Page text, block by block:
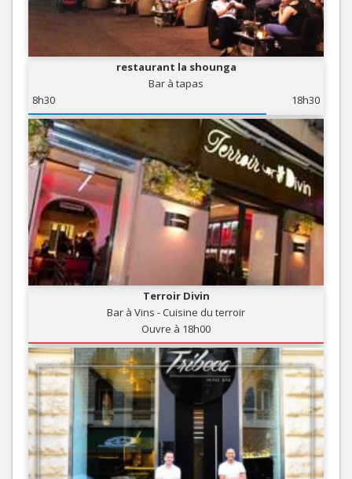
restaurant la shounga
Bar à tapas
8h30
18h30
Terroir Divin
Bar à Vins - Cuisine du terroir
Ouvre à 18h00